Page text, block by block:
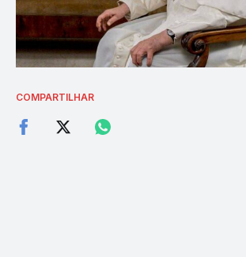
COMPARTILHAR